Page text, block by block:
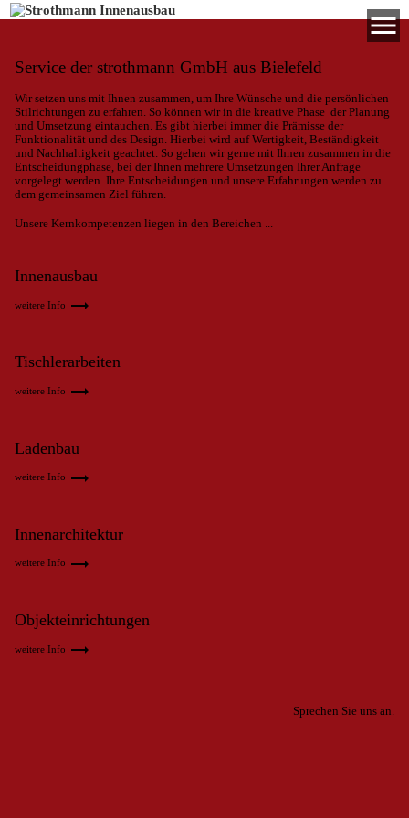
menu
Service der strothmann GmbH aus Bielefeld
Wir setzen uns mit Ihnen zusammen, um Ihre Wünsche und die persönlichen
Stilrichtungen zu erfahren. So können wir in die kreative Phase der Planung
und Umsetzung eintauchen. Es gibt hierbei immer die Prämisse der
Funktionalität und des Design. Hierbei wird auf Wertigkeit, Beständigkeit
und Nachhaltigkeit geachtet. So gehen wir gerne mit Ihnen zusammen in die
Entscheidungphase, bei der Ihnen mehrere Umsetzungen Ihrer Anfrage
vorgelegt werden. Ihre Entscheidungen und unsere Erfahrungen werden zu
dem gemeinsamen Ziel führen.
Unsere Kernkompetenzen liegen in den Bereichen ...
Innenausbau
weitere Info trending_flat
Tischlerarbeiten
weitere Info trending_flat
Ladenbau
weitere Info trending_flat
Innenarchitektur
weitere Info trending_flat
Objekteinrichtungen
weitere Info trending_flat
Sprechen Sie uns an.